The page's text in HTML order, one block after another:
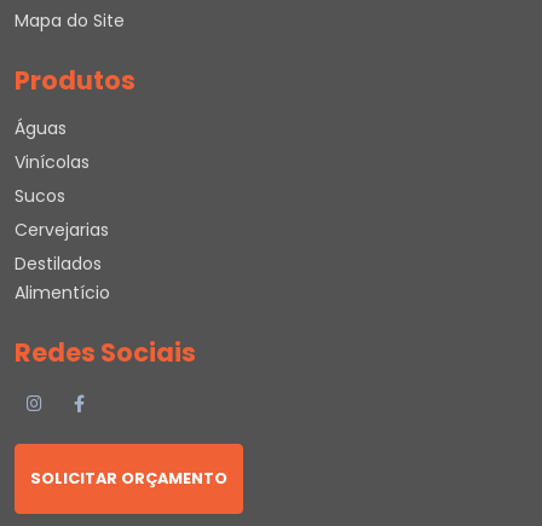
Mapa do Site
Produtos
Águas
Vinícolas
Sucos
Cervejarias
Destilados
Alimentício
Redes Sociais
SOLICITAR ORÇAMENTO